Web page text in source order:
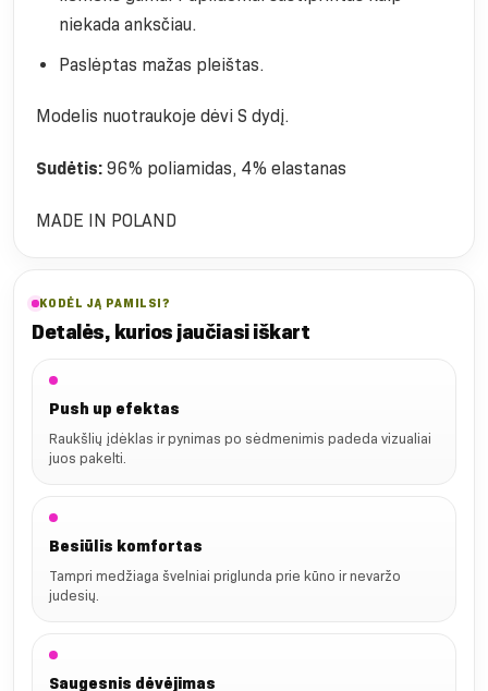
niekada anksčiau.
Paslėptas mažas pleištas.
Modelis nuotraukoje dėvi S dydį.
Sudėtis: 96% poliamidas, 4% elastanas
MADE IN POLAND
KODĖL JĄ PAMILSI?
Detalės, kurios jaučiasi iškart
Push up efektas
Raukšlių įdėklas ir pynimas po sėdmenimis padeda vizualiai
juos pakelti.
Besiūlis komfortas
Tampri medžiaga švelniai priglunda prie kūno ir nevaržo
judesių.
Saugesnis dėvėjimas